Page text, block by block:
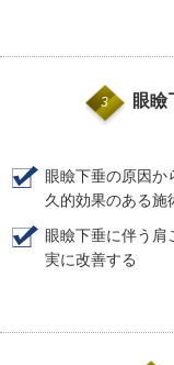
3 眼
眼瞼下垂の原因か
久的効果のある施
眼瞼下垂に伴う肩
実に改善する